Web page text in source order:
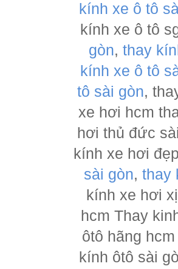
kính xe ô tô
kính xe ô tô
gòn, thay
kính xe ô tô
tô sài gòn,
xe hơi hcm
hơi thủ đức
kính xe hơi
sài gòn, thay
kính xe hơi
hcm Thay
ôtô hãng
kính ôtô sài